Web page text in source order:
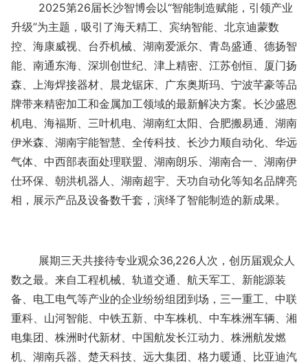
2025第26届长沙智博会以“智能制造赋能，引领产业
升级”为主题，吸引了海天精工、宾纳智能、北京迪蒙数
控、海康威视、台乔机械、湖南爱派尔、青岛盛通、德扬智
能、南通东海、深圳创世纪、津上精密、江苏创恒、厦门扬
森、上海焊接器材、晨龙锯床、广东奥斯玛、宁波芊豪等品
牌带来精密加工和金属加工领域的最新解决方案。长沙盛恩
机电、海福斯、三叶机电、湖南红太阳、合肥搬易通、湖南
伊米森、湖南宇能智慧、全传科技、长沙力顺自动化、华远
气体、中西部表面处理联盟、湖南朗乐、湖南合一、湖南伊
仕环保、朝洪机器人、湖南超宇、天功自动化等知名品牌亮
相，展示产品及设备数千套，演绎了智能制造的新成果。
展期三天共接待专业观众36,226人次，创历届观众人
数之最。来自工程机械、轨道交通、航天军工、新能源装
备、电工电气等产业的企业纷纷组团到场，三一重工、中联
重科、山河智能、中铁五新、中车株机、中车株洲车辆、湘
电集团、株洲时代新材、中国航发长江动力、株洲航发燃
机、湖南兵器、楚天科技、远大集团、格力暖通、比亚迪汽